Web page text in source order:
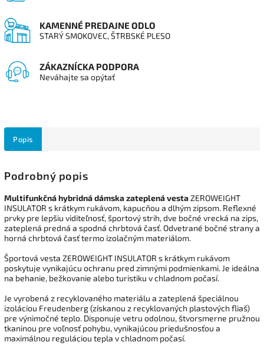
KAMENNÉ PREDAJNE ODLO
STARÝ SMOKOVEC, ŠTRBSKÉ PLESO
ZÁKAZNÍCKA PODPORA
Neváhajte sa opýtať
Popis
Podrobný popis
Multifunkčná hybridná dámska zateplená vestaZEROWEIGHT
INSULATOR s krátkym rukávom, kapucňou a dlhým zipsom. Reflexné
prvky pre lepšiu viditeľnosť, športový strih, dve bočné vrecká na zips,
zateplená predná a spodná chrbtová časť. Odvetrané bočné strany a
horná chrbtová časť termo izolačným materiálom.
Športová vesta ZEROWEIGHT INSULATOR s krátkym rukávom
poskytuje vynikajúcu ochranu pred zimnými podmienkami. Je ideálna
na behanie, bežkovanie alebo turistiku v chladnom počasí.
Je vyrobená z recyklovaného materiálu a zateplená špeciálnou
izoláciou Freudenberg (získanou z recyklovaných plastových fliaš)
pre výnimočné teplo. Disponuje vetru odolnou, štvorsmerne pružnou
tkaninou pre voľnosť pohybu, vynikajúcou priedušnosťou a
maximálnou reguláciou tepla v chladnom počasí.